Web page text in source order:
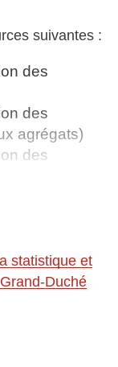
suivantes :
des
des
agrégats)
des
des
agrégats)
des
statistique et
Duché